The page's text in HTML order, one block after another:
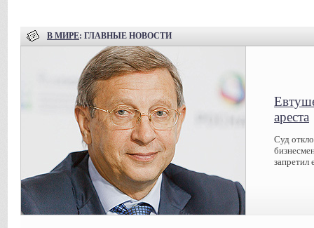
В МИРЕ: ГЛАВНЫЕ НОВОСТИ
ареста
Суд
запретил